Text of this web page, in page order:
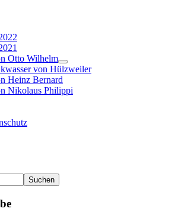
Otto Wilhelm
von Hülzweiler
Heinz Bernard
Nikolaus Philippi
Suchen